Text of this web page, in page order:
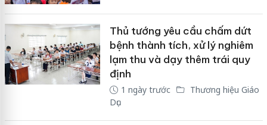
Thủ tướng yêu cầu chấm dứt
bệnh thành tích, xử lý nghiêm
lạm thu và dạy thêm trái quy
định
1 ngày trước
Thương hiệu Giáo
Dục